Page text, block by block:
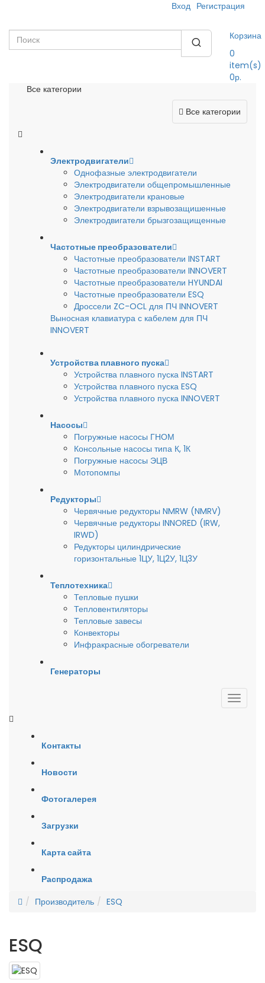
Вход Регистрация
Корзина
0
item(s)
0р.
Все категории
Все категории
Электродвигатели
Однофазные электродвигатели
Электродвигатели общепромышленные
Электродвигатели крановые
Электродвигатели взрывозащишенные
Электродвигатели брызгозащищенные
Частотные преобразователи
Частотные преобразователи INSTART
Частотные преобразователи INNOVERT
Частотные преобразователи HYUNDAI
Частотные преобразователи ESQ
Дроссели ZC-OCL для ПЧ INNOVERT
Выносная клавиатура с кабелем для ПЧ
INNOVERT
Устройства плавного пуска
Устройства плавного пуска INSTART
Устройства плавного пуска ESQ
Устройства плавного пуска INNOVERT
Насосы
Погружные насосы ГНОМ
Консольные насосы типа К, 1К
Погружные насосы ЭЦВ
Мотопомпы
Редукторы
Червячные редукторы NMRW (NMRV)
Червячные редукторы INNORED (IRW,
IRWD)
Редукторы цилиндрические
горизонтальные 1ЦУ, 1Ц2У, 1Ц3У
Теплотехника
Тепловые пушки
Тепловентиляторы
Тепловые завесы
Конвекторы
Инфракрасные обогреватели
Генераторы
Контакты
Новости
Фотогалерея
Загрузки
Карта сайта
Распродажа
Производитель
ESQ
ESQ